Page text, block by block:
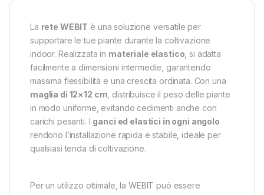
La rete WEBIT è una soluzione versatile per
supportare le tue piante durante la coltivazione
indoor. Realizzata in materiale elastico , si adatta
facilmente a dimensioni intermedie, garantendo
massima flessibilità e una crescita ordinata. Con una
maglia di 12×12 cm , distribuisce il peso delle piante
in modo uniforme, evitando cedimenti anche con
carichi pesanti. I ganci ed elastici in ogni angolo
rendono l’installazione rapida e stabile, ideale per
qualsiasi tenda di coltivazione.
Per un utilizzo ottimale, la WEBIT può essere